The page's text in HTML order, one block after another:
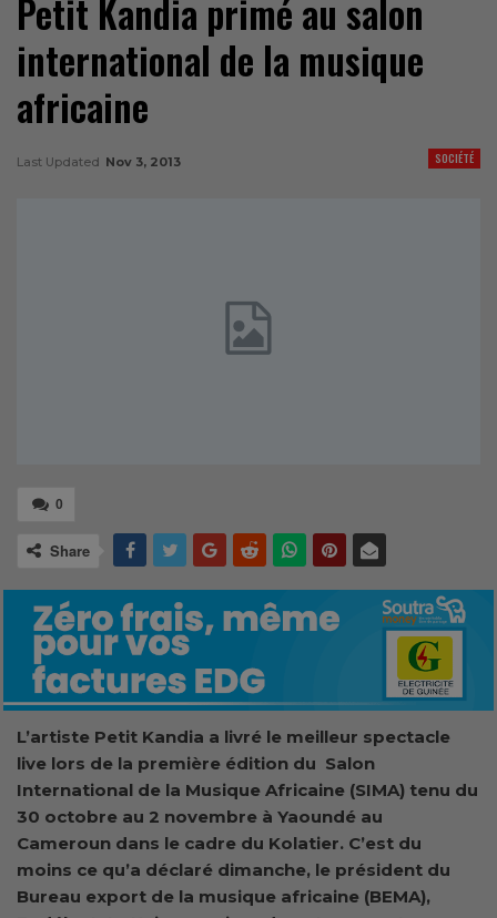
Petit Kandia primé au salon
international de la musique
africaine
SOCIÉTÉ
Last Updated Nov 3, 2013
0
Share
L’artiste Petit Kandia a livré le meilleur spectacle
live lors de la première édition du Salon
International de la Musique Africaine (SIMA) tenu du
30 octobre au 2 novembre à Yaoundé au
Cameroun dans le cadre du Kolatier. C’est du
moins ce qu’a déclaré dimanche, le président du
Bureau export de la musique africaine (BEMA),